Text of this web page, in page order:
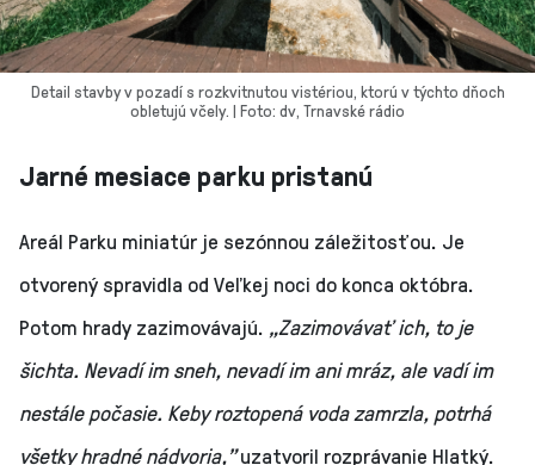
Detail stavby v pozadí s rozkvitnutou vistériou, ktorú v týchto dňoch
obletujú včely. | Foto: dv, Trnavské rádio
Jarné mesiace parku pristanú
Areál Parku miniatúr je sezónnou záležitosťou. Je
otvorený spravidla od Veľkej noci do konca októbra.
Potom hrady zazimovávajú. „Zazimovávať ich, to je
šichta. Nevadí im sneh, nevadí im ani mráz, ale vadí im
nestále počasie. Keby roztopená voda zamrzla, potrhá
všetky hradné nádvoria,”uzatvoril rozprávanie Hlatký.